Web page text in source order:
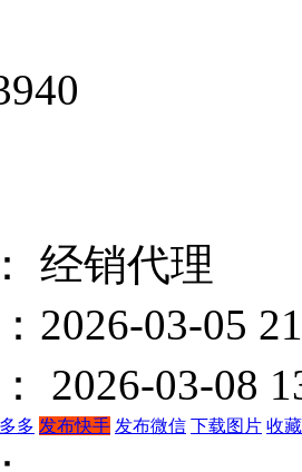
40
经销代理
2026-03-05
2026-03-08
多 发布快手 发布微信 下载图片 收